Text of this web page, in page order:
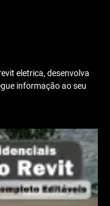
eletrica, desenvolva
informação ao seu